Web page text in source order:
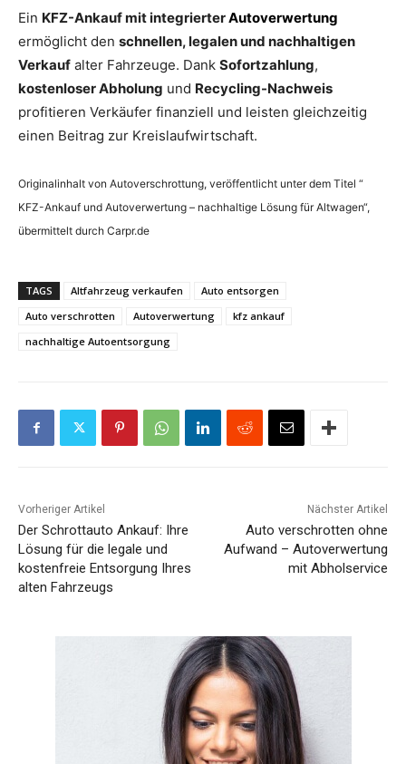
Ein KFZ-Ankauf mit integrierterAutoverwertung
ermöglicht den schnellen, legalen und nachhaltigen
Verkauf alter Fahrzeuge. Dank Sofortzahlung,
kostenloser Abholung und Recycling-Nachweis
profitieren Verkäufer finanziell und leisten gleichzeitig
einen Beitrag zur Kreislaufwirtschaft.
Originalinhalt von Autoverschrottung, veröffentlicht unter dem Titel “
KFZ-Ankauf und Autoverwertung – nachhaltige Lösung für Altwagen“,
übermittelt durch Carpr.de
TAGS Altfahrzeug verkaufen
Auto entsorgen
Auto verschrotten
Autoverwertung
kfz ankauf
nachhaltige Autoentsorgung
Vorheriger Artikel
Der Schrottauto Ankauf: Ihre
Lösung für die legale und
kostenfreie Entsorgung Ihres
alten Fahrzeugs
Nächster Artikel
Auto verschrotten ohne
Aufwand – Autoverwertung
mit Abholservice